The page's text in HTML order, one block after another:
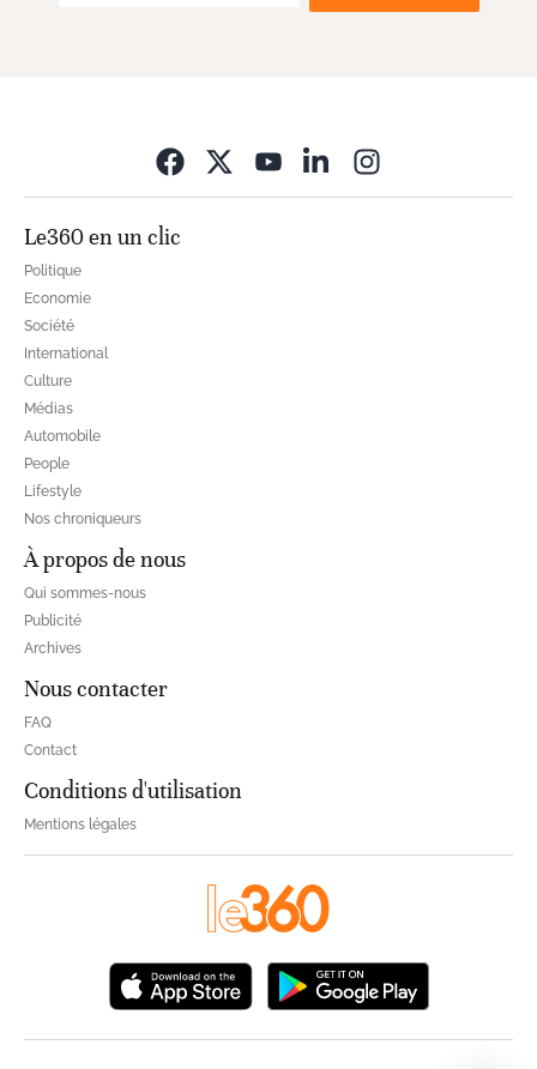
Le360 en un clic
Politique
Economie
Société
International
Culture
Médias
Automobile
People
Lifestyle
Nos chroniqueurs
À propos de nous
Qui sommes-nous
Publicité
Archives
Nous contacter
FAQ
Contact
Conditions d'utilisation
Mentions légales